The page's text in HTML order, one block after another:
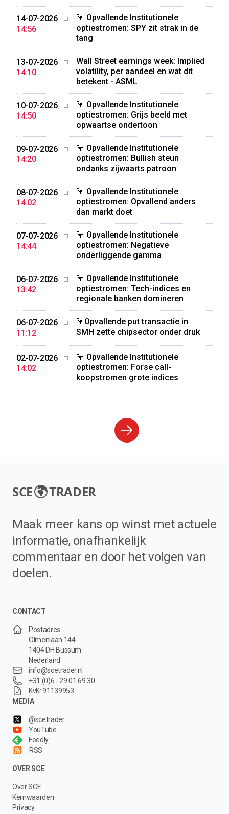
14-07-2026
14:56
🦩 Opvallende Institutionele
optiestromen: SPY zit strak in de
tang
13-07-2026
14:10
Wall Street earnings week: Implied
volatility, per aandeel en wat dit
betekent - ASML
10-07-2026
14:50
🦩 Opvallende Institutionele
optiestromen: Grijs beeld met
opwaartse ondertoon
09-07-2026
14:20
🦩 Opvallende Institutionele
optiestromen: Bullish steun
ondanks zijwaarts patroon
08-07-2026
14:02
🦩 Opvallende Institutionele
optiestromen: Opvallend anders
dan markt doet
07-07-2026
14:44
🦩 Opvallende Institutionele
optiestromen: Negatieve
onderliggende gamma
06-07-2026
13:42
🦩 Opvallende Institutionele
optiestromen: Tech-indices en
regionale banken domineren
06-07-2026
11:12
🦩Opvallende put transactie in
SMH zette chipsector onder druk
02-07-2026
14:02
🦩 Opvallende Institutionele
optiestromen: Forse call-
koopstromen grote indices
SCE TRADER
Maak meer kans op winst met actuele
informatie, onafhankelijk
commentaar en door het volgen van
doelen.
CONTACT
Postadres:
Olmenlaan 144
1404 DH Bussum
Nederland
info@scetrader.nl
+31 (0)6 - 29 01 69 30
KvK: 91139953
MEDIA
@scetrader
YouTube
Feedly
RSS
OVER SCE
Over SCE
Kernwaarden
Privacy